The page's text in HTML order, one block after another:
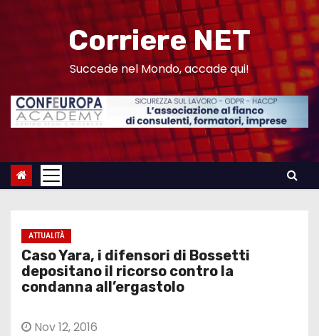
n
Corriere NET
Succede nel Mondo, accade qui!
ATTUALITÀ
Caso Yara, i difensori di Bossetti
depositano il ricorso contro la
condanna all’ergastolo
Nov 12, 2016